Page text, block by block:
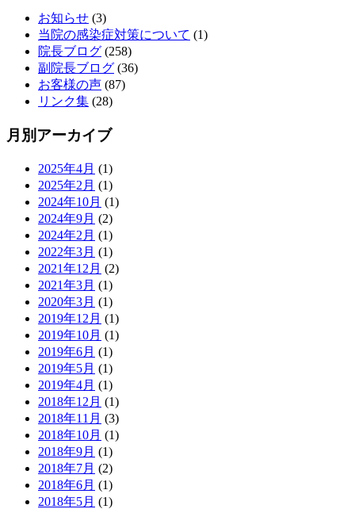
お知らせ (3)
当院の感染症対策について (1)
院長ブログ (258)
副院長ブログ (36)
お客様の声 (87)
リンク集 (28)
月別アーカイブ
2025年4月 (1)
2025年2月 (1)
2024年10月 (1)
2024年9月 (2)
2024年2月 (1)
2022年3月 (1)
2021年12月 (2)
2021年3月 (1)
2020年3月 (1)
2019年12月 (1)
2019年10月 (1)
2019年6月 (1)
2019年5月 (1)
2019年4月 (1)
2018年12月 (1)
2018年11月 (3)
2018年10月 (1)
2018年9月 (1)
2018年7月 (2)
2018年6月 (1)
2018年5月 (1)